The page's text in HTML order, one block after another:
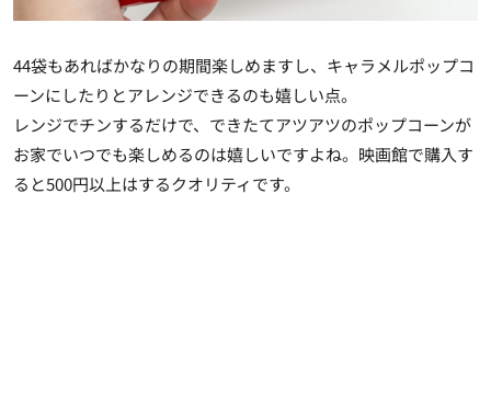
44袋もあればかなりの期間楽しめますし、キャラメルポップコ
ーンにしたりとアレンジできるのも嬉しい点。
レンジでチンするだけで、できたてアツアツのポップコーンが
お家でいつでも楽しめるのは嬉しいですよね。 映画館で購入す
ると500円以上はするクオリティです。